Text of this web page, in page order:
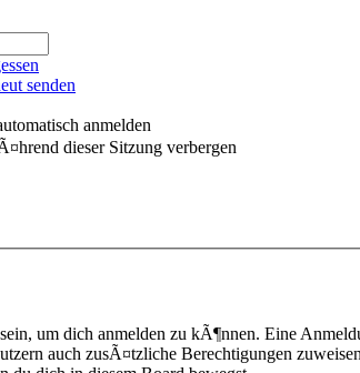
senden
anmelden
dieser Sitzung verbergen
um dich anmelden zu kÃ¶nnen. Eine
auch zusÃ¤tzliche Berechtigungen